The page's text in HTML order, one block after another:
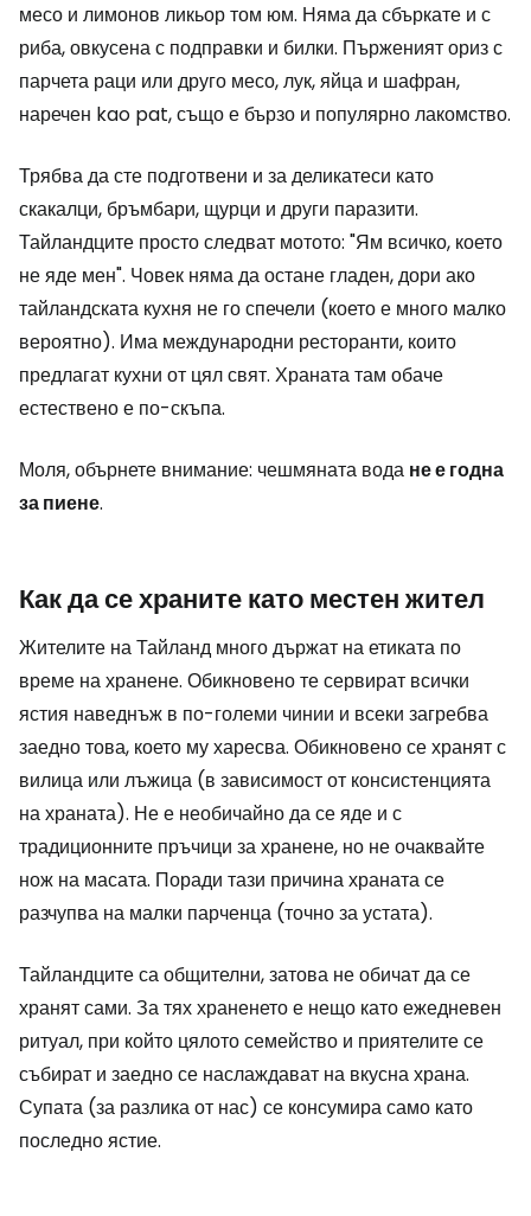
месо и лимонов ликьор том юм. Няма да сбъркате и с
риба, овкусена с подправки и билки. Пърженият ориз с
парчета раци или друго месо, лук, яйца и шафран,
наречен kao pat, също е бързо и популярно лакомство.
Трябва да сте подготвени и за деликатеси като
скакалци, бръмбари, щурци и други паразити.
Тайландците просто следват мотото: "Ям всичко, което
не яде мен". Човек няма да остане гладен, дори ако
тайландската кухня не го спечели (което е много малко
вероятно). Има международни ресторанти, които
предлагат кухни от цял свят. Храната там обаче
естествено е по-скъпа.
Моля, обърнете внимание: чешмяната вода не е годна
за пиене.
Как да се храните като местен жител
Жителите на Тайланд много държат на етиката по
време на хранене. Обикновено те сервират всички
ястия наведнъж в по-големи чинии и всеки загребва
заедно това, което му харесва. Обикновено се хранят с
вилица или лъжица (в зависимост от консистенцията
на храната). Не е необичайно да се яде и с
традиционните пръчици за хранене, но не очаквайте
нож на масата. Поради тази причина храната се
разчупва на малки парченца (точно за устата).
Тайландците са общителни, затова не обичат да се
хранят сами. За тях храненето е нещо като ежедневен
ритуал, при който цялото семейство и приятелите се
събират и заедно се наслаждават на вкусна храна.
Супата (за разлика от нас) се консумира само като
последно ястие.